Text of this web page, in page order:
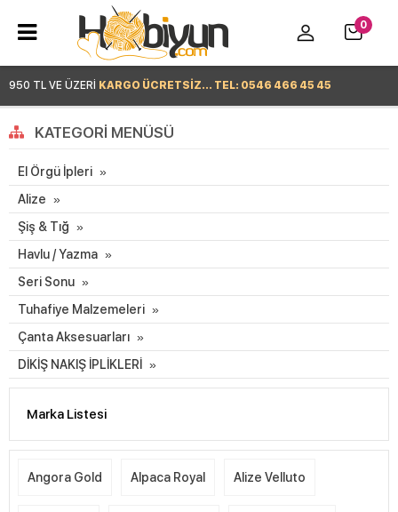
950 TL VE ÜZERİ KARGO ÜCRETSİZ... TEL: 0546 466 45 45
0
KATEGORI MENÜSÜ
El Örgü İpleri
Alize
Şiş & Tığ
Havlu / Yazma
Seri Sonu
Tuhafiye Malzemeleri
Çanta Aksesuarları
DİKİŞ NAKIŞ İPLİKLERİ
Marka Listesi
Angora Gold Alpaca Royal Alize Velluto